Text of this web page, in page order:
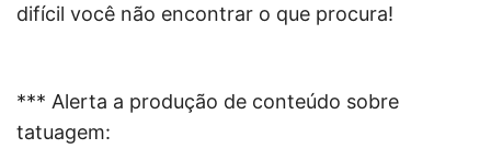
difícil você não encontrar o que procura!
*** Alerta a produção de conteúdo sobre
tatuagem: